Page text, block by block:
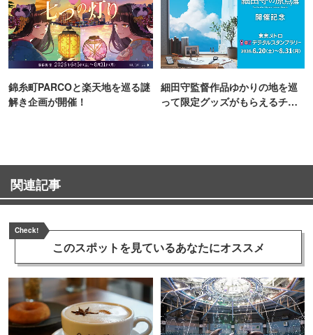
錦糸町PARCOと楽天地を巡る謎
解き企画が開催！
細田守監督作品ゆかりの地を巡
って限定グッズがもらえるチャ
関連記事
Check!
このスポットを見ているあなたにオススメ